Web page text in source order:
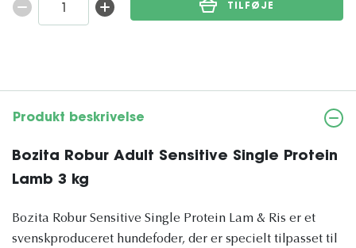
TILFØJE
Produkt beskrivelse
Bozita Robur Adult Sensitive Single Protein
Lamb 3 kg
Bozita Robur Sensitive Single Protein Lam & Ris er et
svenskproduceret hundefoder, der er specielt tilpasset til